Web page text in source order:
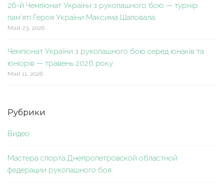
26-й Чемпіонат України з рукопашного бою — турнір
пам’яті Героя України Максима Шаповала.
Май 23, 2026
Чемпіонат України з рукопашного бою серед юнаків та
юніорів — травень 2026 року.
Май 11, 2026
Рубрики
Видео
Мастера спорта Днепропетровской областной
федерации рукопашного боя